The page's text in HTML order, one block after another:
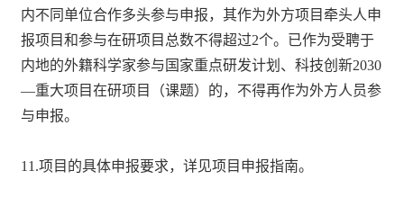
内不同单位合作多头参与申报，其作为外方项目牵头人申
报项目和参与在研项目总数不得超过2个。已作为受聘于
内地的外籍科学家参与国家重点研发计划、科技创新2030
—重大项目在研项目（课题）的，不得再作为外方人员参
与申报。
11.项目的具体申报要求，详见项目申报指南。